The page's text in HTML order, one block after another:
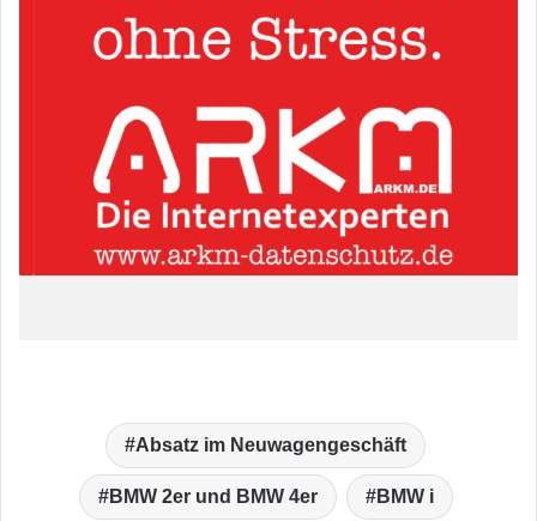
Absatz im Neuwagengeschäft
BMW 2er und BMW 4er BMW i